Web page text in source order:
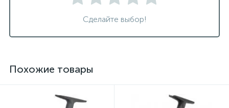
Сделайте выбор!
Похожие товары